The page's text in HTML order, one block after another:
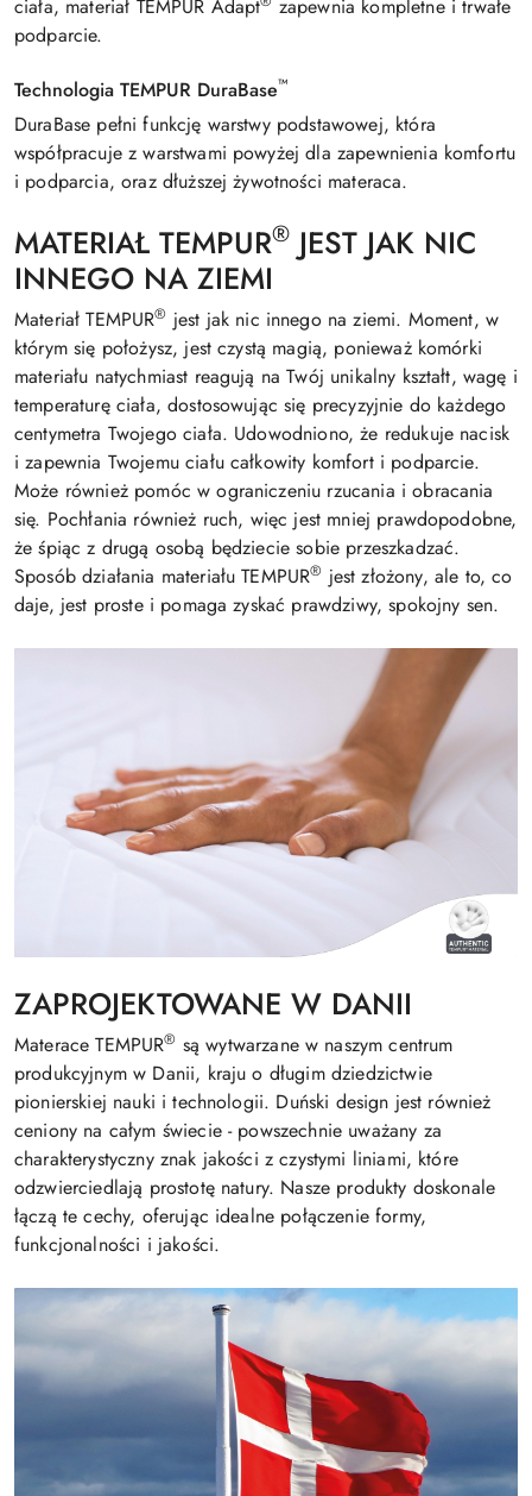
ciała, materiał TEMPUR Adapt
zapewnia kompletne i trwałe
podparcie.
Technologia TEMPUR DuraBase™
DuraBase pełni funkcję warstwy podstawowej, która
współpracuje z warstwami powyżej dla zapewnienia komfortu
i podparcia, oraz dłuższej żywotności materaca.
MATERIAŁ TEMPUR® JEST JAK NIC
INNEGO NA ZIEMI
Materiał TEMPUR® jest jak nic innego na ziemi. Moment, w
którym się położysz, jest czystą magią, ponieważ komórki
materiału natychmiast reagują na Twój unikalny kształt, wagę i
temperaturę ciała, dostosowując się precyzyjnie do każdego
centymetra Twojego ciała. Udowodniono, że redukuje nacisk
i zapewnia Twojemu ciału całkowity komfort i podparcie.
Może również pomóc w ograniczeniu rzucania i obracania
się. Pochłania również ruch, więc jest mniej prawdopodobne,
że śpiąc z drugą osobą będziecie sobie przeszkadzać.
Sposób działania materiału TEMPUR® jest złożony, ale to, co
daje, jest proste i pomaga zyskać prawdziwy, spokojny sen.
ZAPROJEKTOWANE W DANII
Materace TEMPUR® są wytwarzane w naszym centrum
produkcyjnym w Danii, kraju o długim dziedzictwie
pionierskiej nauki i technologii. Duński design jest również
ceniony na całym świecie - powszechnie uważany za
charakterystyczny znak jakości z czystymi liniami, które
odzwierciedlają prostotę natury. Nasze produkty doskonale
łączą te cechy, oferując idealne połączenie formy,
funkcjonalności i jakości.